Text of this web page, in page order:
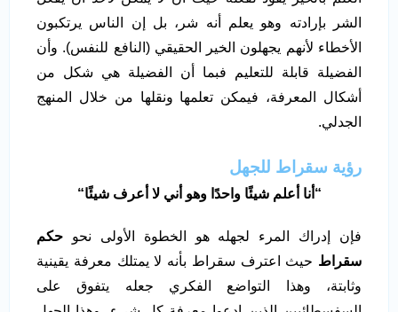
الشر بإرادته وهو يعلم أنه شر، بل إن الناس يرتكبون
الأخطاء لأنهم يجهلون الخير الحقيقي (النافع للنفس). وأن
الفضيلة قابلة للتعليم فبما أن الفضيلة هي شكل من
أشكال المعرفة، فيمكن تعلمها ونقلها من خلال المنهج
الجدلي.
رؤية سقراط للجهل
“ أنا أعلم شيئًا واحدًا وهو أني لا أعرف شيئًا“
فإن إدراك المرء لجهله هو الخطوة الأولى نحو حكم
سقراط حيث اعترف سقراط بأنه لا يمتلك معرفة يقينية
وثابتة، وهذا التواضع الفكري جعله يتفوق على